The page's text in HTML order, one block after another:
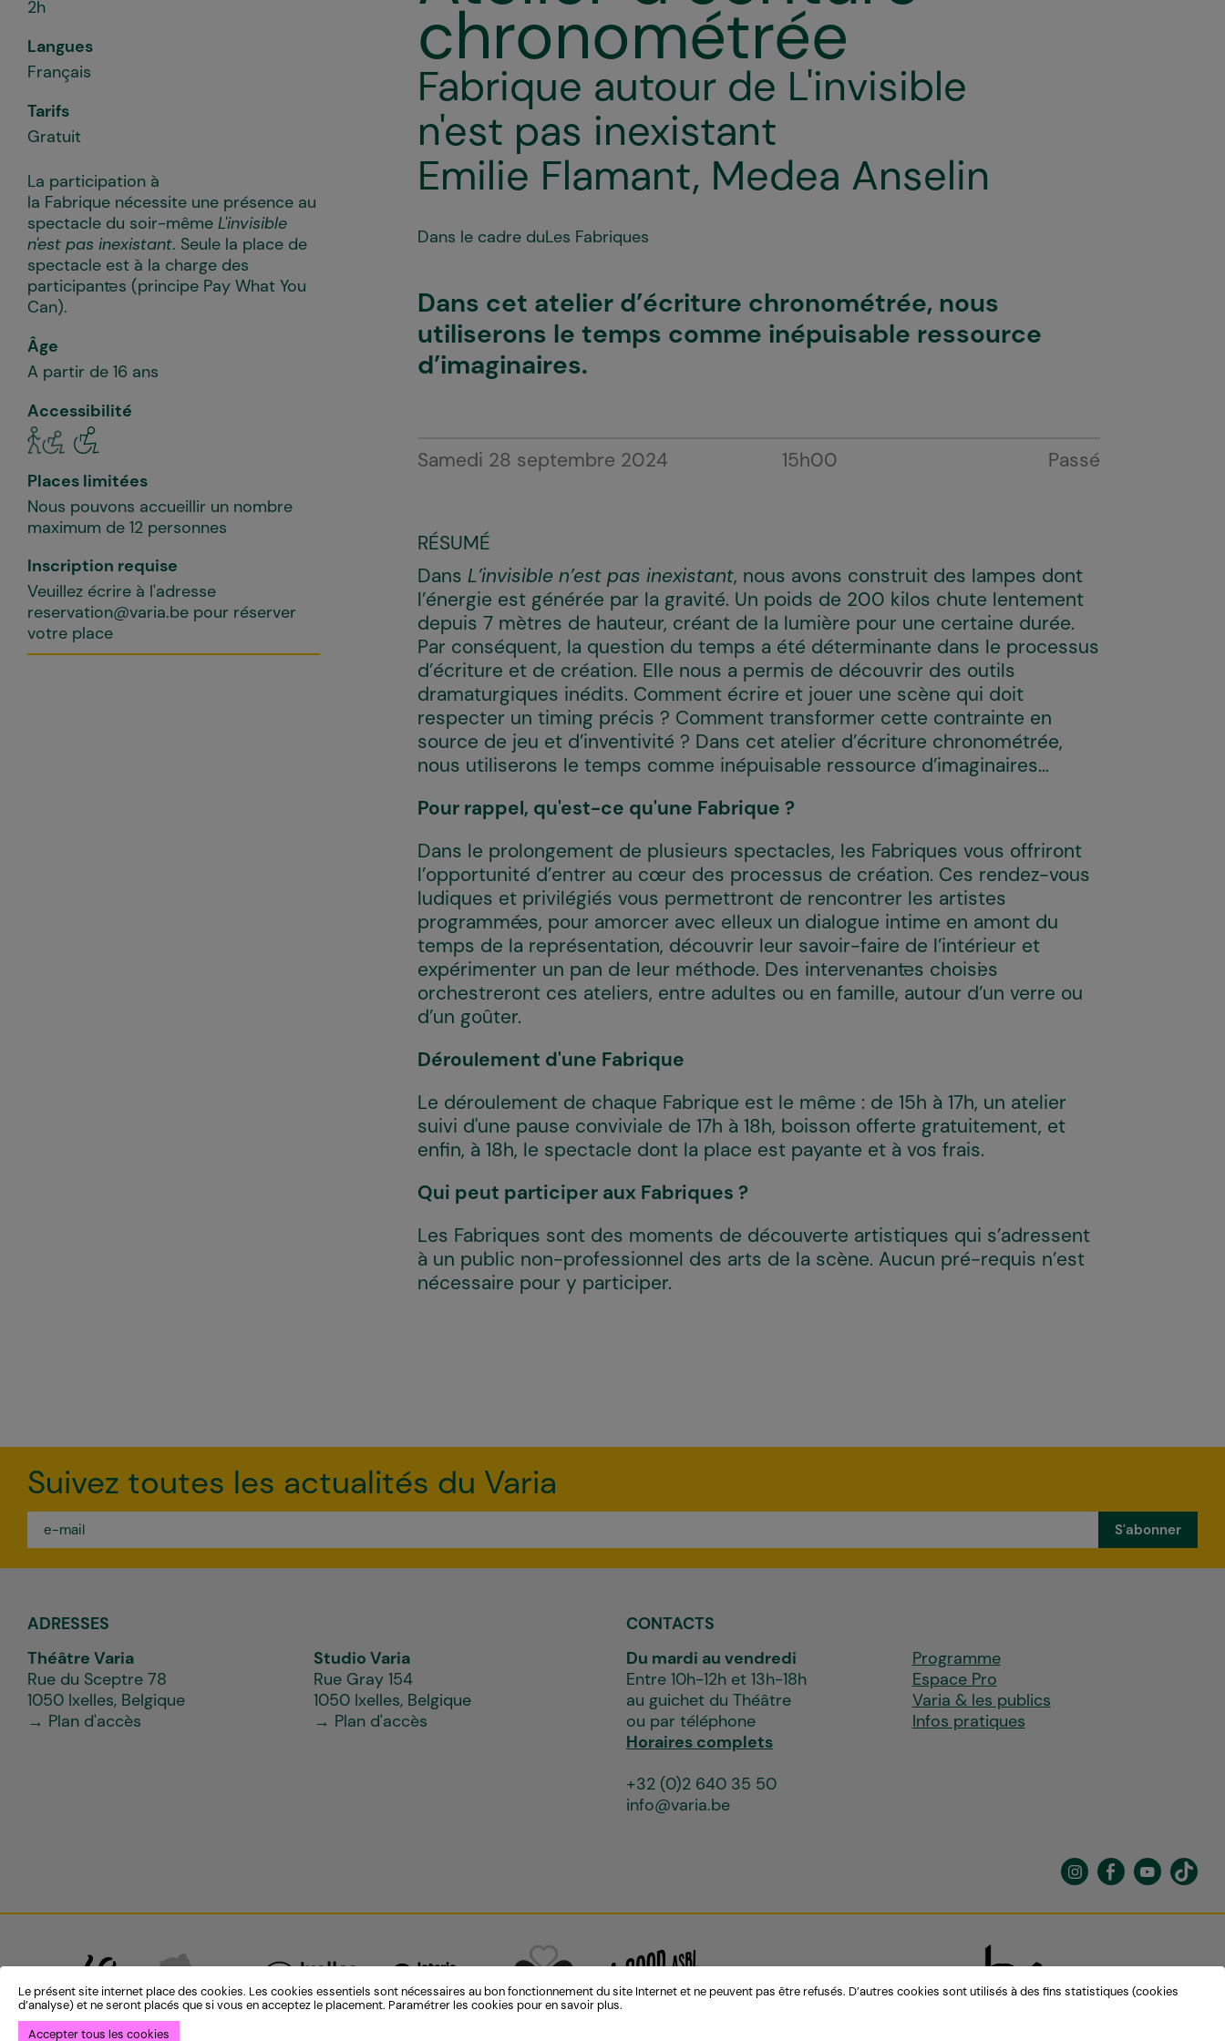
Le présent site internet place des cookies. Les cookies essentiels sont nécessaires au bon fonctionnement du site Internet et ne peuvent pas être refusés. D’autres cookies sont utilisés à des fins statistiques (cookies
d’analyse) et ne seront placés que si vous en acceptez le placement. Paramétrer les cookies pour en savoir plus.
Accepter tous les cookies
2h
Langues
Français
Tarifs
Gratuit
La participation à
la Fabrique nécessite une présence au
spectacle du soir-même L'invisible
n'est pas inexistant. Seule la place de
spectacle est à la charge des
participant·es (principe Pay What You
Can).
Âge
A partir de 16 ans
Accessibilité
Places limitées
Nous pouvons accueillir un nombre
maximum de 12 personnes
Inscription requise
Veuillez écrire à l'adresse
reservation@varia.be pour réserver
votre place
chronométrée
Fabrique autour de L'invisible
n'est pas inexistant
Emilie Flamant, Medea Anselin
Dans le cadre duLes Fabriques
Dans cet atelier d’écriture chronométrée, nous
utiliserons le temps comme inépuisable ressource
d’imaginaires.
Samedi 28 septembre 2024 15h00 Passé
RÉSUMÉ
Dans L’invisible n’est pas inexistant, nous avons construit des lampes dont
l’énergie est générée par la gravité. Un poids de 200 kilos chute lentement
depuis 7 mètres de hauteur, créant de la lumière pour une certaine durée.
Par conséquent, la question du temps a été déterminante dans le processus
d’écriture et de création. Elle nous a permis de découvrir des outils
dramaturgiques inédits. Comment écrire et jouer une scène qui doit
respecter un timing précis ? Comment transformer cette contrainte en
source de jeu et d’inventivité ? Dans cet atelier d’écriture chronométrée,
nous utiliserons le temps comme inépuisable ressource d’imaginaires…
Pour rappel, qu'est-ce qu'une Fabrique ?
Dans le prolongement de plusieurs spectacles, les Fabriques vous offriront
l’opportunité d’entrer au cœur des processus de création. Ces rendez-vous
ludiques et privilégiés vous permettront de rencontrer les artistes
programmé·es, pour amorcer avec elleux un dialogue intime en amont du
temps de la représentation, découvrir leur savoir-faire de l’intérieur et
expérimenter un pan de leur méthode. Des intervenant·es choisi·es
orchestreront ces ateliers, entre adultes ou en famille, autour d’un verre ou
d’un goûter.
Déroulement d'une Fabrique
Le déroulement de chaque Fabrique est le même : de 15h à 17h, un atelier
suivi d'une pause conviviale de 17h à 18h, boisson offerte gratuitement, et
enfin, à 18h, le spectacle dont la place est payante et à vos frais.
Qui peut participer aux Fabriques ?
Les Fabriques sont des moments de découverte artistiques qui s’adressent
à un public non-professionnel des arts de la scène. Aucun pré-requis n’est
nécessaire pour y participer.
Suivez toutes les actualités du Varia
mail
*
ADRESSES
Théâtre Varia
Rue du Sceptre 78
1050 Ixelles, Belgique
→ Plan d'accès
Studio Varia
Rue Gray 154
1050 Ixelles, Belgique
→ Plan d'accès
CONTACTS
Du mardi au vendredi
Entre 10h-12h et 13h-18h
au guichet du Théâtre
ou par téléphone
Horaires complets
+32 (0)2 640 35 50
info@varia.be
Programme
Espace Pro
Varia & les publics
Infos pratiques